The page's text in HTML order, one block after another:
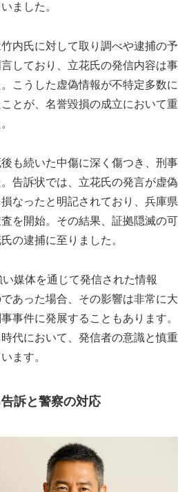
ました。
内氏に対して取り調べや逮捕の予
しており、立花氏の発信内容は事
こうした虚偽情報が不特定多数に
とが、名誉毀損の成立において重
も続いた中傷に深く傷つき、刑事
告訴状では、立花氏の発言が虚偽
なったと明記されており、兵庫県
を開始。その結果、証拠隠滅の可
の逮捕に至りました。
媒体を通じて発信された情報
あった場合、その影響は非常に大
事件に発展することもあります。
代において、発信者の意識と慎重
ます。
訴と警察の対応